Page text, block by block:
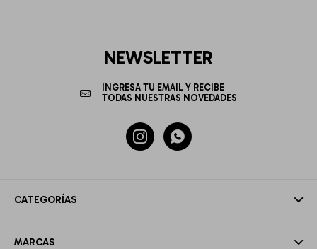
CATEGORÍAS
MARCAS
NEWSLETTER
 